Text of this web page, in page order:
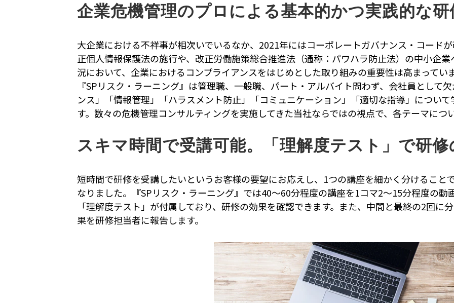
企業危機管理のプロによる基本的かつ実践的な研
大企業における不祥事が相次いでいるなか、2021年にはコーポレートガバナンス・コード
正個人情報保護法の施行や、改正労働施策総合推進法（通称：パワハラ防止法）の中小企
況において、企業におけるコンプライアンスをはじめとした取り組みの重要性は高まってい
『SPリスク・ラーニング』は管理職、一般職、パート・アルバイト問わず、会社員として
ンス」「情報管理」「ハラスメント防止」「コミュニケーション」「適切な指導」につい
す。数々の危機管理コンサルティングを実施してきた当社ならではの視点で、各テーマにつ
スキマ時間で受講可能。「理解度テスト」で研
短時間で研修を受講したいというお客様の要望にお応えし、1つの講座を細かく分けること
なりました。『SPリスク・ラーニング』では40～60分程度の講座を1コマ2～15分程度の動
「理解度テスト」が付属しており、研修の効果を確認できます。また、中間と最終の2回に
果を研修担当者に報告します。